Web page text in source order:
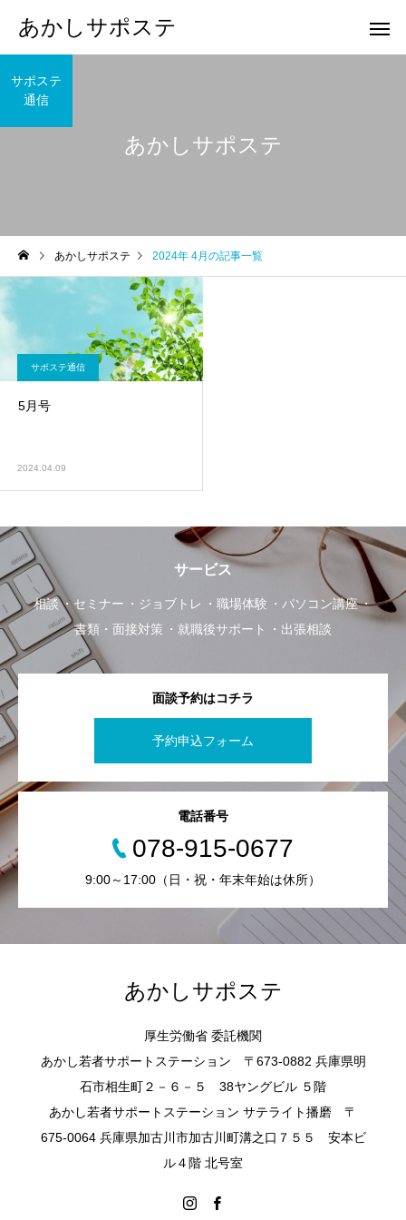
あかしサポステ
あかしサポステ
サポステ
通信
あかしサポステ 2024年 4月の記事一覧
サポステ通信
5月号
2024.04.09
サービス
相談 セミナー ジョブトレ 職場体験
パソコン講座
書類・面接対策
就職後サポート 出張相談
面談予約はコチラ
予約申込フォーム
電話番号
078-915-0677
9:00～17:00（日・祝・年末年始は休所）
あかしサポステ
厚生労働省 委託機関
あかし若者サポートステーション 〒673-0882 兵庫県明
石市相生町２－６－５ 38ヤングビル ５階
あかし若者サポートステーション サテライト播磨 〒
675-0064 兵庫県加古川市加古川町溝之口７５５ 安本ビ
ル４階 北号室